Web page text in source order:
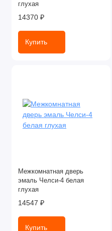
глухая
14370 ₽
Купить
Межкомнатная дверь
эмаль Челси-4 белая
глухая
14547 ₽
Купить